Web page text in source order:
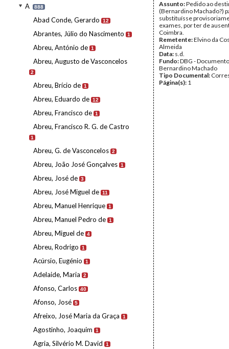
A 888
Abad Conde, Gerardo 12
Abrantes, Júlio do Nascimento 1
Abreu, António de 1
Abreu, Augusto de Vasconcelos
2
Abreu, Brício de 1
Abreu, Eduardo de 12
Abreu, Francisco de 1
Abreu, Francisco R. G. de Castro
1
Abreu, G. de Vasconcelos 2
Abreu, João José Gonçalves 1
Abreu, José de 3
Abreu, José Miguel de 11
Abreu, Manuel Henrique 1
Abreu, Manuel Pedro de 1
Abreu, Miguel de 4
Abreu, Rodrigo 1
Acúrsio, Eugénio 1
Adelaide, Maria 2
Afonso, Carlos 40
Afonso, José 5
Afreixo, José Maria da Graça 1
Agostinho, Joaquim 1
Agria, Silvério M. David 1
Assunto:Pedido ao
(Bernardino Machado?)
substituísse
exames, por ter de
Coimbra.
Remetente:Elvino da
Almeida
Data: s.d.
Fundo:DBG -
Bernardino Machado
Tipo Documental:
Página(s): 1